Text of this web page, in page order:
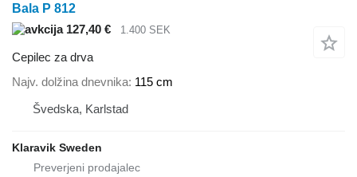
Bala P 812
127,40 €
1.400 SEK
Cepilec za drva
Najv. dolžina dnevnika 115 cm
Švedska, Karlstad
Klaravik Sweden